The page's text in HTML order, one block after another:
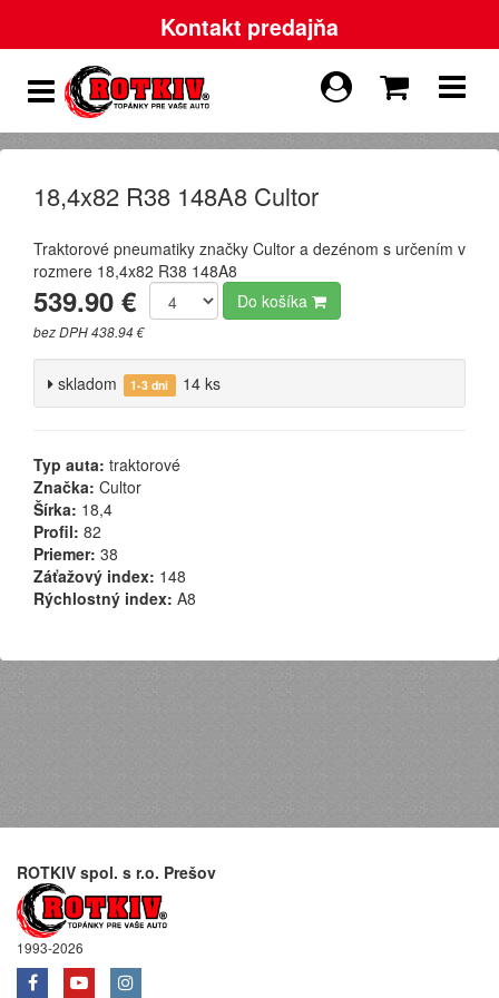
Kontakt predajňa
18,4x82 R38 148A8 Cultor
Traktorové pneumatiky značky Cultor a dezénom s určením v
rozmere 18,4x82 R38 148A8
539.90 €
bez DPH 438.94 €
Do košíka
skladom 1-3 dni 14 ks
Typ auta: traktorové
Značka: Cultor
Šírka: 18,4
Profil: 82
Priemer: 38
Záťažový index: 148
Rýchlostný index: A8
ROTKIV spol. s r.o. Prešov
1993-2026